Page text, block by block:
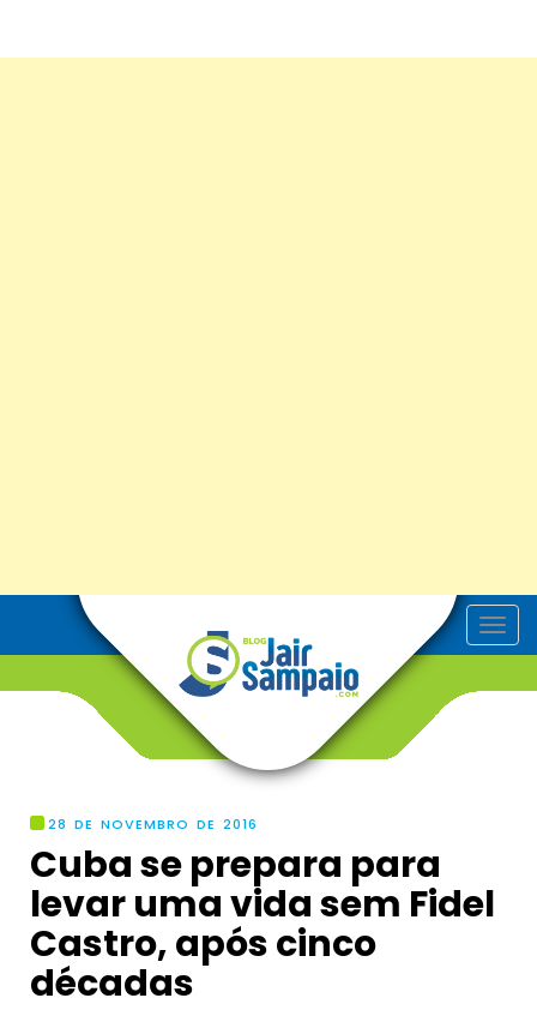
T
o
o
n
28 DE NOVEMBRO DE 2016
Cuba se prepara para
levar uma vida sem Fidel
Castro, após cinco
décadas